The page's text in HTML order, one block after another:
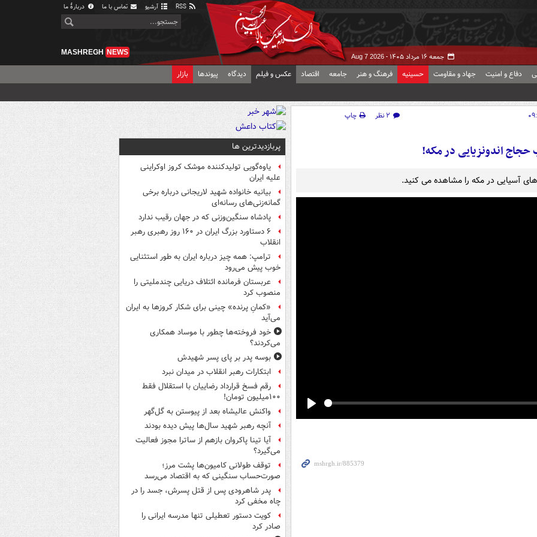
آرشیو تماس با ما دربارهٔ ما
جمعه ۱۶ مرداد ۱۴۰۵ - Aug 7 2026
MASHREGH NEWS
دفاع و امنیت جهاد و مقاومت حسینیه فرهنگ و هنر جامعه اقتصاد عکس و فیلم دیدگاه پیوندها بازار
۲ نظر
چاپ
اندونزیایی در مکه!
آسیایی در مکه را مشاهده می کنید.
پربازدیدترین ها
یاوه‌گویی تولیدکننده موشک کروز اوکراینی
علیه ایران
بیانیه خانواده شهید لاریجانی درباره برخی
گمانه‌زنی‌های رسانه‌ای
پادشاه سنگین‌وزنی که در جهان رقیب ندارد
۶ دستاورد بزرگ ایران در ۱۶۰ روز رهبری رهبر
انقلاب
ترامپ: همه چیز درباره ایران به طور استثنایی
خوب پیش می‌رود
عربستان فرمانده ائتلاف دریایی چندملیتی را
منصوب کرد
«کمانِ پرنده» چینی برای شکار کروزها به ایران
می‌آید
خود فروخته‌ها چطور با موساد همکاری
می‌کردند؟
بوسه‌ پدر بر پای پسر شهیدش
ابتکارات رهبر انقلاب در میدان نبرد
رقم فسخ قرارداد رضاییان با استقلال فقط
۱۰۰میلیون تومان!
واکنش عالیشاه بعد از پیوستن به گل‌گهر
آنچه رهبر شهید سال‌ها پیش دیده بودند
آیا تینا پاکروان بازهم از ساترا مجوز فعالیت
می‌گیرد؟
توقف طولانی کامیون‌ها پشت مرز؛
صورت‌حساب سنگینی که به اقتصاد می‌رسد
پدر شاهرودی پس از قتل پسرش، جسد را در
چاه مخفی کرد
کویت دستور تعطیلی تنها مدرسه ایرانی را
صادر کرد